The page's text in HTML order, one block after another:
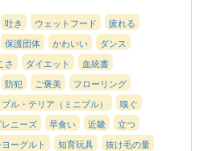
吐き ウェットフード
疲れる
保護団体 かわいい
ダンス
さ ダイエット
血統書
防犯 ご褒美
フローリング
ル・テリア（ミニブル）
嗅ぐ
ニーズ 早食い 近畿
立つ
ーグルト 知育玩具
抜け毛の量